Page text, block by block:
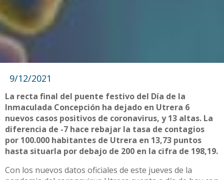
9/12/2021
La recta final del puente festivo del Día de la
Inmaculada Concepción ha dejado en Utrera 6
nuevos casos positivos de coronavirus, y 13 altas. La
diferencia de -7 hace rebajar la tasa de contagios
por 100.000 habitantes de Utrera en 13,73 puntos
hasta situarla por debajo de 200 en la cifra de 198,19.
Con los nuevos datos oficiales de este jueves de la